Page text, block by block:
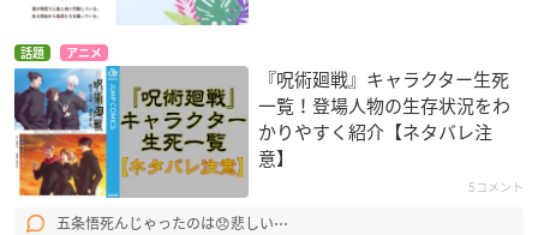
話題 アニメ
『呪術廻戦』キャラクター生死
一覧！登場人物の生存状況をわ
かりやすく紹介【ネタバレ注
意】
5コメント
五条悟死んじゃったのは😞悲しい⋯